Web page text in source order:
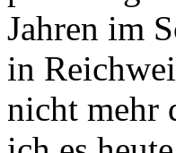
Jahren im
in
nicht mehr